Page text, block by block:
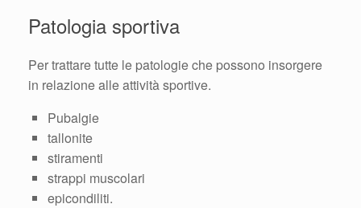
Patologia sportiva
Per trattare tutte le patologie che possono insorgere
in relazione alle attività sportive.
Pubalgie
tallonite
stiramenti
strappi muscolari
epicondiliti.